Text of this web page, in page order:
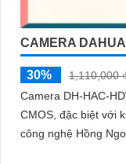
CAMERA
30%
1,110,000
Camera DH-HAC-
CMOS, đặc biệt với
công nghệ Hồng